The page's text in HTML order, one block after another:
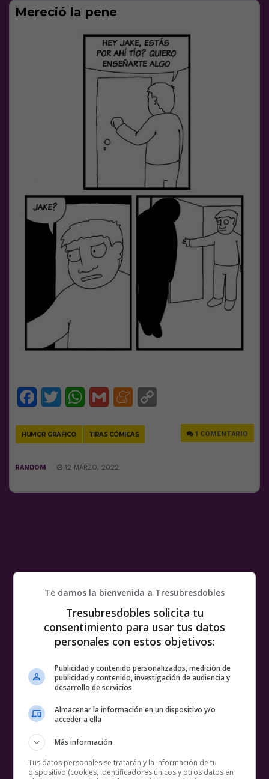
Mereció la pеnе
Facebook
Twitter
WhatsApp
GmailMeneame
HUMOR GRAFICO TIRAS CÓMICAS 1 COMENTARIO
RANDOM 12 MARZO, 2022
Te damos la bienvenida a Tresubresdobles
Tresubresdobles solicita tu
consentimiento para usar tus datos
personales con estos objetivos:
Publicidad y contenido personalizados, medición de
publicidad y contenido, investigación de audiencia y
desarrollo de servicios
Almacenar la información en un dispositivo y/o
acceder a ella
Más información
Tus datos personales se tratarán y la información de tu
dispositivo (cookies, identificadores únicos y otros datos en